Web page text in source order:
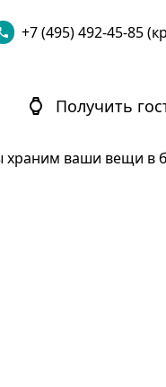
+7 (495) 492-45-85
Получить
ваши вещи в